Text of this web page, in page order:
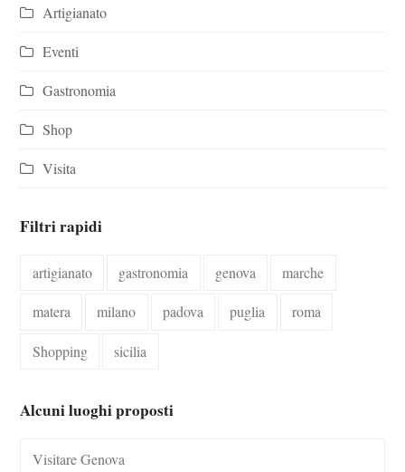
Artigianato
Eventi
Gastronomia
Shop
Visita
Filtri rapidi
artigianato gastronomia genova marche
matera milano padova puglia roma
Shopping sicilia
Alcuni luoghi proposti
Visitare Genova